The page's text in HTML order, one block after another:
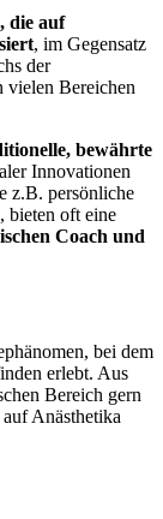
die auf
, im Gegensatz
der
Bereichen
bewährte
Innovationen
z.B. persönliche
, bieten oft eine
Coach und
bei dem
erlebt. Aus
Bereich gern
Anästhetika